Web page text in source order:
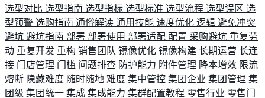
选型对比 选型指南 选型指标 选型标准 选型流程 选型误区 选
型预警 选购指南 通俗解读 通用技能 速度优化 逻辑 避免冲突
避坑 避坑指南 部署 部署使用 部署适配 配置 采购避坑 重复劳
动 重复开发 重构 销售团队 镜像优化 镜像构建 长期运营 长连
接 门店管理 门槛 问题排查 防护能力 附件管理 降本增效 限流
熔断 隐藏难度 随时随地 难度 集中管控 集团企业 集团管理 集
团级 集团统一 集成 集成能力 集群配置教程 零售行业 零售门